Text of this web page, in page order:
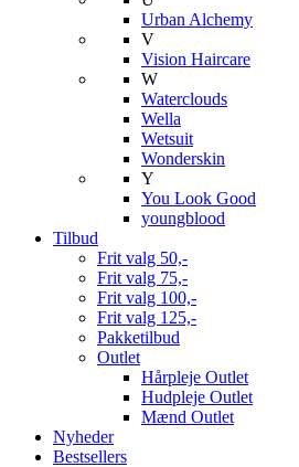
Urban Alchemy
V
Vision Haircare
W
Waterclouds
Wella
Wetsuit
Wonderskin
Y
You Look Good
youngblood
Tilbud
Frit valg 50,-
Frit valg 75,-
Frit valg 100,-
Frit valg 125,-
Pakketilbud
Outlet
Hårpleje Outlet
Hudpleje Outlet
Mænd Outlet
Nyheder
Bestsellers